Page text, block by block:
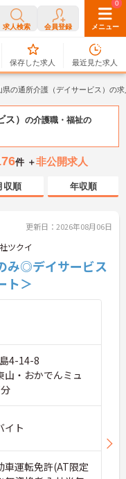
求人検索 会員登録 メニュー
0
保存した求人
0
最近見た求人
県の通所介護（デイサービス）の
） の介護職・福祉の
件 ＋非公開求人
収順 年収順
更新日：2026年08月06日
ツクイ
み◎デイサービス
ト＞
4-14-8
山・おかでんミュ
イト
車運転免許(AT限定